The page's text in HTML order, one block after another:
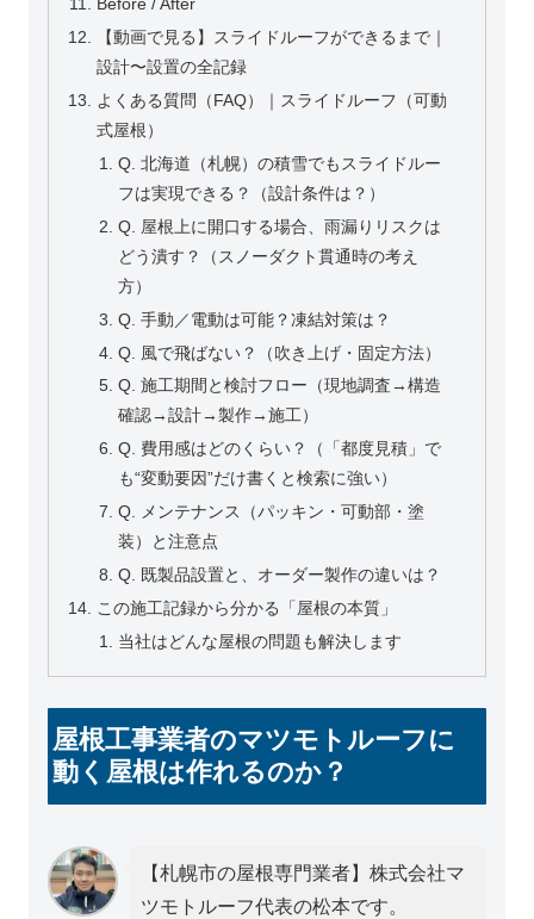
Before / After
【動画で見る】スライドルーフができるまで｜
設計〜設置の全記録
よくある質問（FAQ）｜スライドルーフ（可動
式屋根）
Q. 北海道（札幌）の積雪でもスライドルー
フは実現できる？（設計条件は？）
Q. 屋根上に開口する場合、雨漏りリスクは
どう潰す？（スノーダクト貫通時の考え
方）
Q. 手動／電動は可能？凍結対策は？
Q. 風で飛ばない？（吹き上げ・固定方法）
Q. 施工期間と検討フロー（現地調査→構造
確認→設計→製作→施工）
Q. 費用感はどのくらい？（「都度見積」で
も“変動要因”だけ書くと検索に強い）
Q. メンテナンス（パッキン・可動部・塗
装）と注意点
Q. 既製品設置と、オーダー製作の違いは？
この施工記録から分かる「屋根の本質」
当社はどんな屋根の問題も解決します
屋根工事業者のマツモトルーフに
動く屋根は作れるのか？
【札幌市の屋根専門業者】株式会社マ
ツモトルーフ代表の松本です。